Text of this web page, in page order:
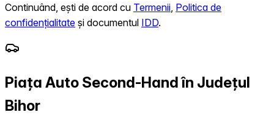
Continuând, ești de acord cu Termenii Politica de
confidențialitate și documentul IDD.
Piața Auto Second-Hand în Județul
Bihor